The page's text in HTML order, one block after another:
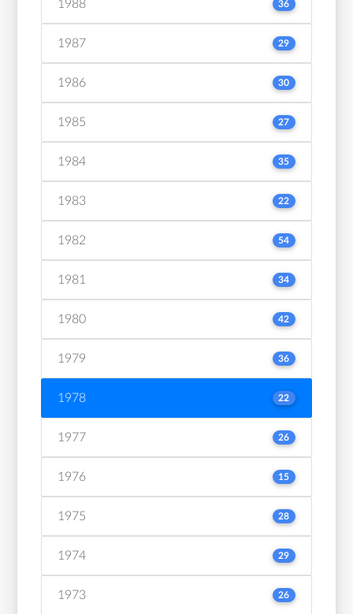
1988 36
1987 29
1986 30
1985 27
1984 35
1983 22
1982 54
1981 34
1980 42
1979 36
1978 22
1977 26
1976 15
1975 28
1974 29
1973 26